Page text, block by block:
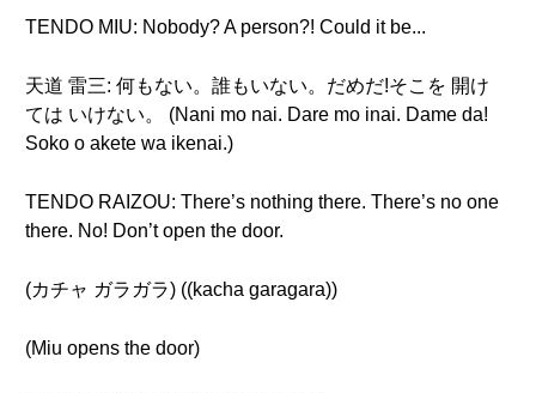
TENDO MIU: Nobody? A person?! Could it be...
天道 雷三: 何もない。誰もいない。だめだ!そこを 開け
ては いけない。 (Nani mo nai. Dare mo inai. Dame da!
Soko o akete wa ikenai.)
TENDO RAIZOU: There’s nothing there. There’s no one
there. No! Don’t open the door.
(カチャ ガラガラ) ((kacha garagara))
(Miu opens the door)